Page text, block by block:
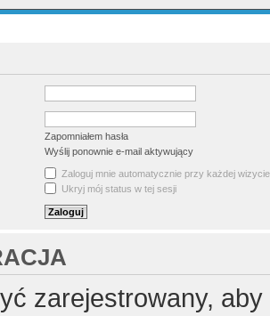
Zapomniałem hasła
Wyślij ponownie e-mail aktywujący
Zaloguj mnie automatycznie przy każdej wizycie
Ukryj mój status w tej sesji
zarejestrowany,